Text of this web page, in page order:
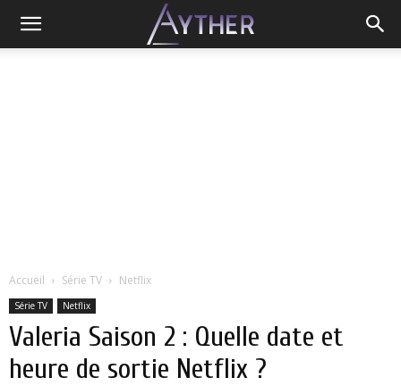
Accueil Série TV Netflix
Série TV Netflix
Valeria Saison 2 : Quelle date et
heure de sortie Netflix ?